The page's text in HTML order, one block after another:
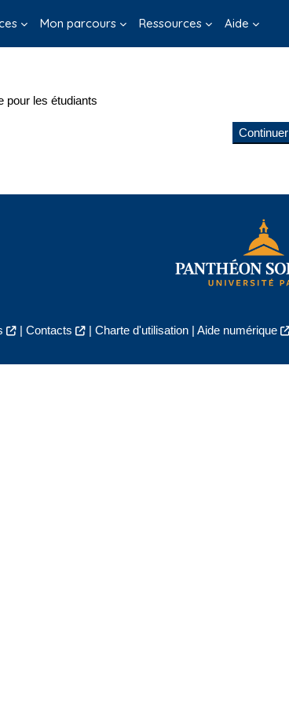
Mon parcours Ressources Aide
pour les étudiants
Continuer
| Contacts | Charte d'utilisation| Aide numérique